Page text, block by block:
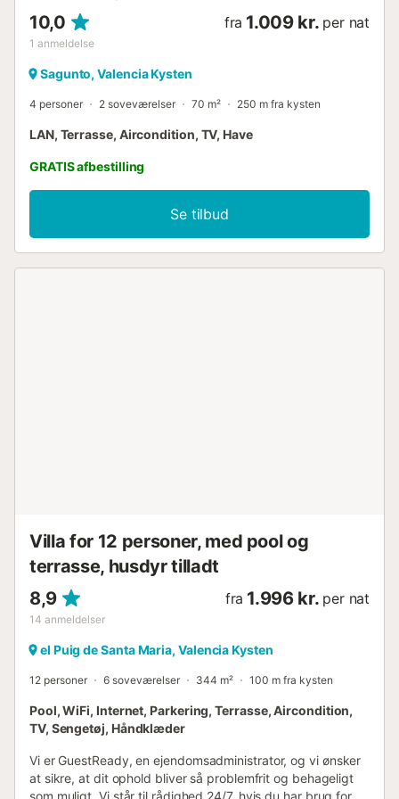
10,0
1 anmeldelse
fra 1.009 kr. per nat
Sagunto, Valencia Kysten
4 personer 2 soveværelser 70 m² 250 m fra kysten
LAN, Terrasse, Aircondition, TV, Have
GRATIS afbestilling
Se tilbud
Villa for 12 personer, med pool og
terrasse, husdyr tilladt
8,9
14 anmeldelser
fra 1.996 kr. per nat
el Puig de Santa Maria, Valencia Kysten
12 personer 6 soveværelser 344 m² 100 m fra kysten
Pool, WiFi, Internet, Parkering, Terrasse, Aircondition,
TV, Sengetøj, Håndklæder
Vi er GuestReady, en ejendomsadministrator, og vi ønsker
at sikre, at dit ophold bliver så problemfrit og behageligt